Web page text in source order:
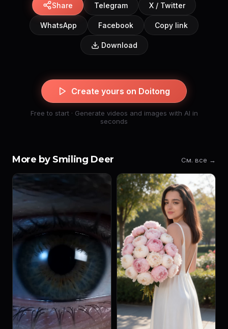
Share Telegram X / Twitter
WhatsApp Facebook Copy link
Download
Create yours on Doitong
Free to start · Generate videos and images with AI in
seconds
More by Smiling Deer См. все →